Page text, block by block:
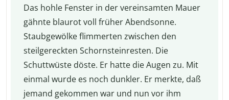
Das hohle Fenster in der vereinsamten Mauer
gähnte blaurot voll früher Abendsonne.
Staubgewölke flimmerten zwischen den
steilgereckten Schornsteinresten. Die
Schuttwüste döste. Er hatte die Augen zu. Mit
einmal wurde es noch dunkler. Er merkte, daß
jemand gekommen war und nun vor ihm